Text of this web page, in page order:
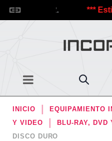
a Incopia2. ***
INICIO EQUIPAMIENTO
Y VIDEO
BLU-RAY, DVD
DISCO DURO